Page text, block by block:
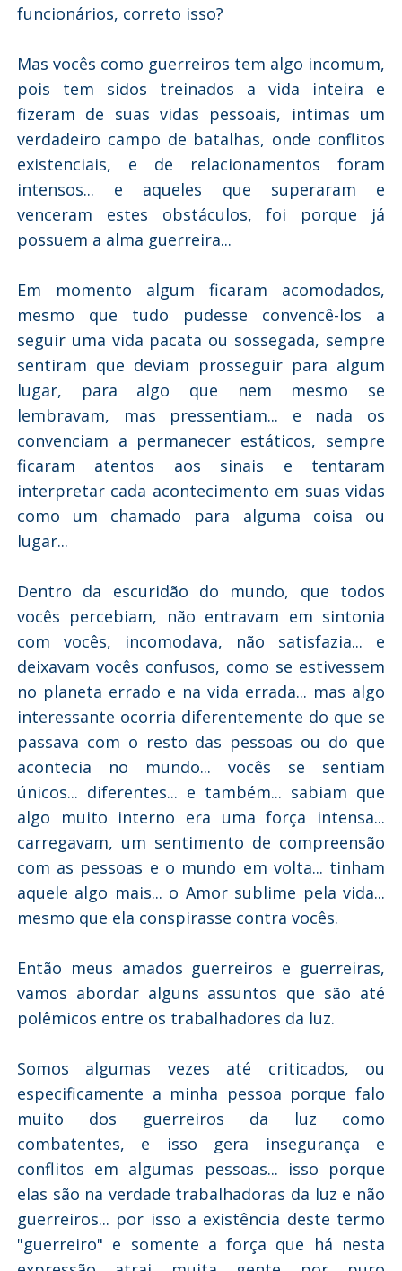
funcionários, correto isso?
Mas vocês como guerreiros tem algo incomum,
pois tem sidos treinados a vida inteira e
fizeram de suas vidas pessoais, intimas um
verdadeiro campo de batalhas, onde conflitos
existenciais, e de relacionamentos foram
intensos... e aqueles que superaram e
venceram estes obstáculos, foi porque já
possuem a alma guerreira...
Em momento algum ficaram acomodados,
mesmo que tudo pudesse convencê-los a
seguir uma vida pacata ou sossegada, sempre
sentiram que deviam prosseguir para algum
lugar, para algo que nem mesmo se
lembravam, mas pressentiam... e nada os
convenciam a permanecer estáticos, sempre
ficaram atentos aos sinais e tentaram
interpretar cada acontecimento em suas vidas
como um chamado para alguma coisa ou
lugar...
Dentro da escuridão do mundo, que todos
vocês percebiam, não entravam em sintonia
com vocês, incomodava, não satisfazia... e
deixavam vocês confusos, como se estivessem
no planeta errado e na vida errada... mas algo
interessante ocorria diferentemente do que se
passava com o resto das pessoas ou do que
acontecia no mundo... vocês se sentiam
únicos... diferentes... e também... sabiam que
algo muito interno era uma força intensa...
carregavam, um sentimento de compreensão
com as pessoas e o mundo em volta... tinham
aquele algo mais... o Amor sublime pela vida...
mesmo que ela conspirasse contra vocês.
Então meus amados guerreiros e guerreiras,
vamos abordar alguns assuntos que são até
polêmicos entre os trabalhadores da luz.
Somos algumas vezes até criticados, ou
especificamente a minha pessoa porque falo
muito dos guerreiros da luz como
combatentes, e isso gera insegurança e
conflitos em algumas pessoas... isso porque
elas são na verdade trabalhadoras da luz e não
guerreiros... por isso a existência deste termo
"guerreiro" e somente a força que há nesta